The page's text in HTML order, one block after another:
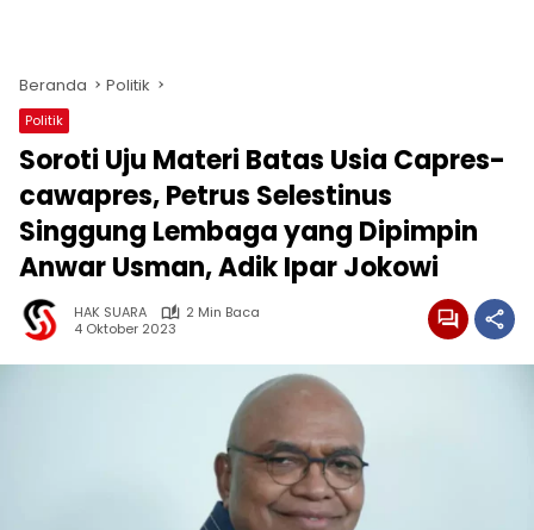
Beranda Politik
Politik
Soroti Uju Materi Batas Usia Capres-
cawapres, Petrus Selestinus
Singgung Lembaga yang Dipimpin
Anwar Usman, Adik Ipar Jokowi
HAK SUARA
2 Min Baca
4 Oktober 2023